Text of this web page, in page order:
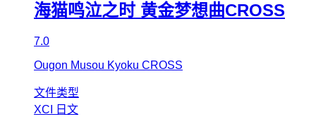
海猫鸣泣之时 黄金梦想曲CROSS
7.0
Ougon Musou Kyoku CROSS
文件类型
XCI
日文